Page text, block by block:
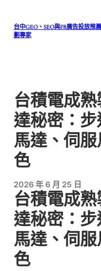
台中GEO、SEO與FB廣告投放推
劃專家
台積電成
達秘密：
馬達、伺
色
2026 年 6 月 25 日
台積電成
達秘密：
馬達、伺
色